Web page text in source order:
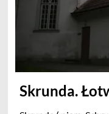
Skrunda.